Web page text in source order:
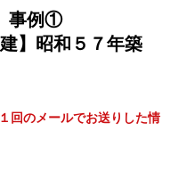
事例①
建】昭和５７年築
回のメールでお送りした情